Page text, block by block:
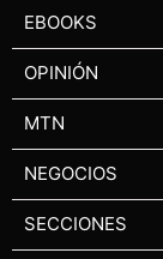
EBOOKS
OPINIÓN
MTN
NEGOCIOS
SECCIONES